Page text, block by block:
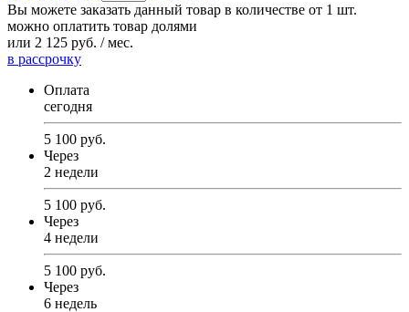
Вы можете заказать данный товар в количестве от 1 шт.
можно оплатить товар долями
или 2 125 руб. / мес.
в рассрочку
Оплата
сегодня
5 100 руб.
Через
2 недели
5 100 руб.
Через
4 недели
5 100 руб.
Через
6 недель